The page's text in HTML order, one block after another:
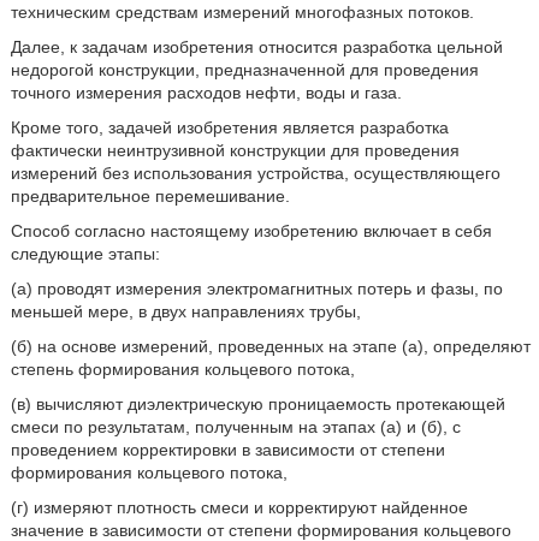
техническим средствам измерений многофазных потоков.
Далее, к задачам изобретения относится разработка цельной
недорогой конструкции, предназначенной для проведения
точного измерения расходов нефти, воды и газа.
Кроме того, задачей изобретения является разработка
фактически неинтрузивной конструкции для проведения
измерений без использования устройства, осуществляющего
предварительное перемешивание.
Способ согласно настоящему изобретению включает в себя
следующие этапы:
(а) проводят измерения электромагнитных потерь и фазы, по
меньшей мере, в двух направлениях трубы,
(б) на основе измерений, проведенных на этапе (а), определяют
степень формирования кольцевого потока,
(в) вычисляют диэлектрическую проницаемость протекающей
смеси по результатам, полученным на этапах (а) и (б), с
проведением корректировки в зависимости от степени
формирования кольцевого потока,
(г) измеряют плотность смеси и корректируют найденное
значение в зависимости от степени формирования кольцевого